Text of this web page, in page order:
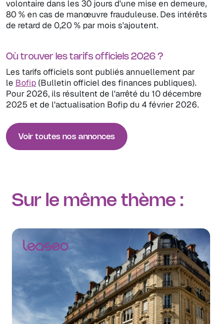
volontaire dans les 30 jours d'une mise en demeure,
80 % en cas de manœuvre frauduleuse. Des intérêts
de retard de 0,20 % par mois s'ajoutent.
Où trouver les tarifs officiels 2026 ?
Les tarifs officiels sont publiés annuellement par
le Bofip(Bulletin officiel des finances publiques).
Pour 2026, ils résultent de l'arrêté du 10 décembre
2025 et de l'actualisation Bofip du 4 février 2026.
Voir toutes nos annonces
Sur le même thème :